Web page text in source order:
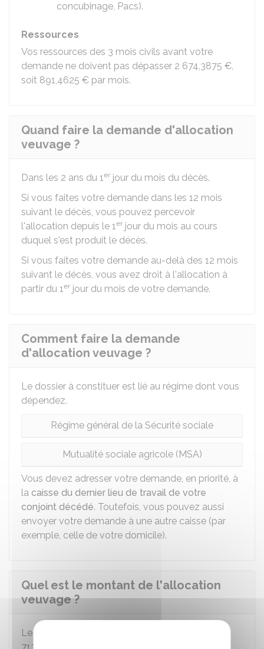
concubinage, Pacs).
Ressources
Vos ressources des 3 mois civils avant votre
demande ne doivent pas dépasser 2 674,3875 €,
soit 891,4625 € par mois.
Quand faire la demande d'allocation
veuvage ?
Dans les 2 ans du 1er jour du mois du décès.
Si vous faites votre demande dans les 12 mois
suivant le décès, vous pouvez percevoir
l'allocation depuis le 1er jour du mois au cours
duquel s'est produit le décès.
Si vous faites votre demande au-delà des 12 mois
suivant le décès, vous avez droit à l'allocation à
partir du 1er jour du mois de votre demande.
Comment faire la demande
d'allocation veuvage ?
Le dossier à constituer est lié au régime dont vous
dépendez.
Régime général de la Sécurité sociale
Mutualité sociale agricole (MSA)
Vous devez adresser votre demande, en priorité, à
la caisse du dernier lieu de travail de votre
conjoint décédé. Toutefois, vous pouvez aussi
envoyer votre demande à une autre caisse (par
exemple, celle de votre domicile).
Quel est le montant de l'allocation
veuvage ?
Le montant net de l'allocation veuvage est de